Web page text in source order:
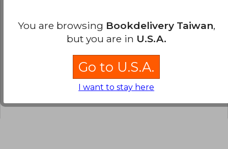
0% (0)
0% (0)
0% (0)
You are browsing Bookdelivery Taiwan,
but you are in U.S.A.
Go to U.S.A.
I want to stay here